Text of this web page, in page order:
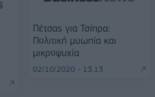
Πέτσας για Τσίπρα:
Πολιτική μυωπία και
μικροψυχία
02/10/2020 - 13:13